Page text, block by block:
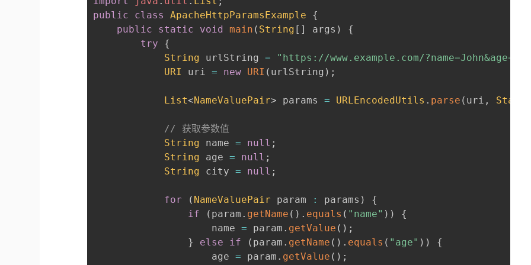
public
class ApacheHttpParamsExample
{
public
static void main ( String [ ] args )
{
try
{
String urlString = "https://www.example.com/
URI
uri = new URI ( urlString ) ;
List<NameValuePair> params = URLEncodedUtils . parse ( uri ,
// 获取参数值
String name = null ;
String age = null ;
String city = null ;
for ( NameValuePair param : params )
{
if
( param . getName ( ) . equals ( "name" ) )
{
                    name
= param . getValue ( ) ;
}
else if ( param . getName ( ) . equals ( "age" ) )
{
                    age
= param . getValue ( ) ;